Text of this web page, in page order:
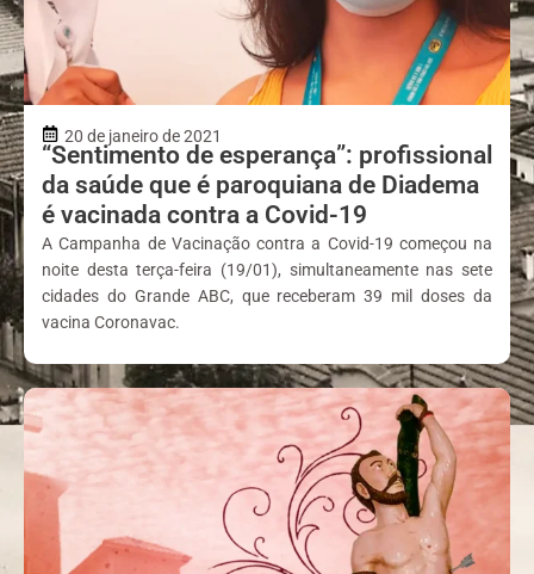
20 de janeiro de 2021
“Sentimento de esperança”: profissional
da saúde que é paroquiana de Diadema
é vacinada contra a Covid-19
A Campanha de Vacinação contra a Covid-19 começou na
noite desta terça-feira (19/01), simultaneamente nas sete
cidades do Grande ABC, que receberam 39 mil doses da
vacina Coronavac.